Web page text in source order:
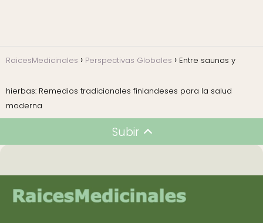
RaicesMedicinales Perspectivas Globales Entre saunas y
hierbas: Remedios tradicionales finlandeses para la salud
moderna
Subir